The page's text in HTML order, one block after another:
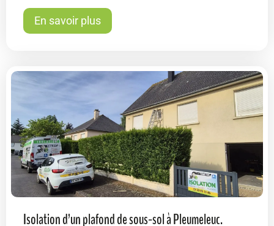
En savoir plus
Isolation d’un plafond de sous-sol à Pleumeleuc.